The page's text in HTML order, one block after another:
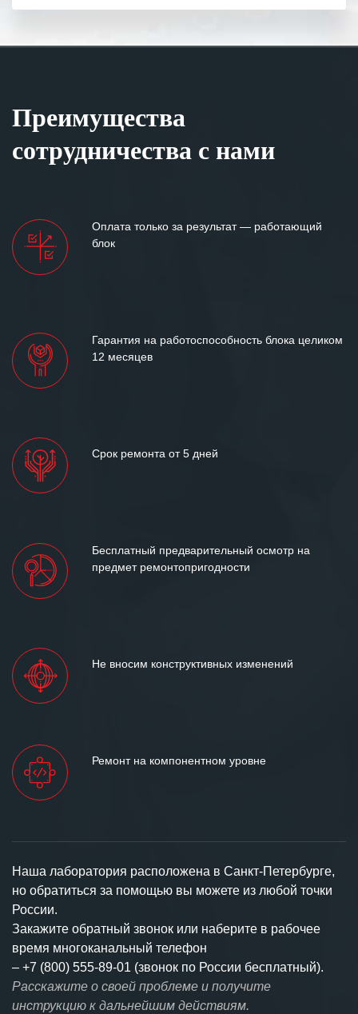
Особенно хочется отметить высокую
клиентоориентированность
персонала Вашей компании,
между нашими компаниями открытые
Преимущества
сотрудничества с нами
Оплата только за результат — работающий
блок
Гарантия на работоспособность блока целиком
12 месяцев
Срок ремонта от 5 дней
Бесплатный предварительный осмотр на
предмет ремонтопригодности
Не вносим конструктивных изменений
Ремонт на компонентном уровне
Наша лаборатория расположена в Санкт-Петербурге,
но обратиться за помощью вы можете из любой точки
России.
Закажите обратный звонок или наберите в рабочее
время многоканальный телефон
– +7 (800) 555-89-01 (звонок по России бесплатный).
Расскажите о своей проблеме и получите
инструкцию к дальнейшим действиям.